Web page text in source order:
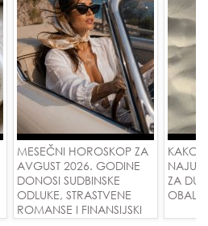
MESEČNI HOROSKOP ZA
AVGUST 2026. GODINE
DONOSI SUDBINSKE
ODLUKE, STRASTVENE
ROMANSE I FINANSIJSKI
KAKO
ZA